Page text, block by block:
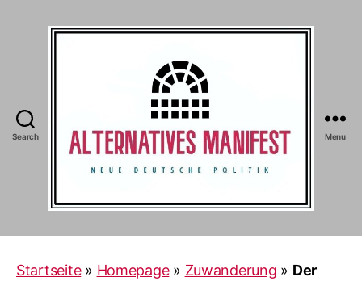
Search
Manifest
Menu
Startseite» Homepage» Zuwanderung » Der